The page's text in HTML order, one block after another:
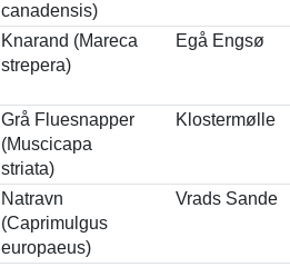
canadensis)
Knarand (Mareca
strepera)
Egå Engsø
Grå Fluesnapper
(Muscicapa
striata)
Klostermølle
Natravn
(Caprimulgus
europaeus)
Vrads Sande